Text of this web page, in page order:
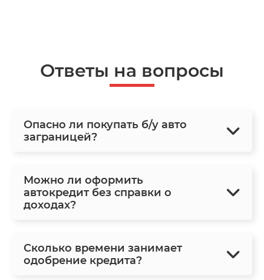
Ответы на вопросы
Опасно ли покупать б/у авто
заграницей?
Можно ли оформить
автокредит без справки о
доходах?
Сколько времени занимает
одобрение кредита?